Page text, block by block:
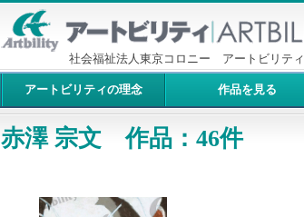
社会福祉法人東京コロニー アートビリティ
アートビリティの理念 作品を見る
赤澤 宗文 作品：46件